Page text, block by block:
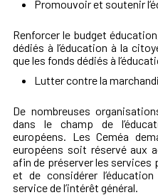
Promouvoir et soutenir
Renforcer le budget
dédiés à l’éducation à la
que les fonds dédiés à
Lutter contre la
De nombreuses
dans le champ de
européens. Les Ceméa
européens soit réservé aux
afin de préserver les services
et de considérer
service de l’intérêt général.